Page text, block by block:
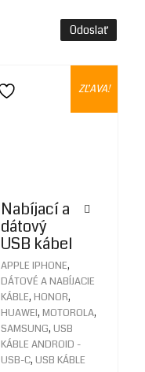
Pridať do zoznamu želaní
ZĽAVA!
Nabíjací a
dátový
USB kábel
APPLE IPHONE,
DÁTOVÉ A NABÍJACIE
KÁBLE, HONOR,
HUAWEI, MOTOROLA,
SAMSUNG, USB
KÁBLE ANDROID -
USB-C, USB KÁBLE